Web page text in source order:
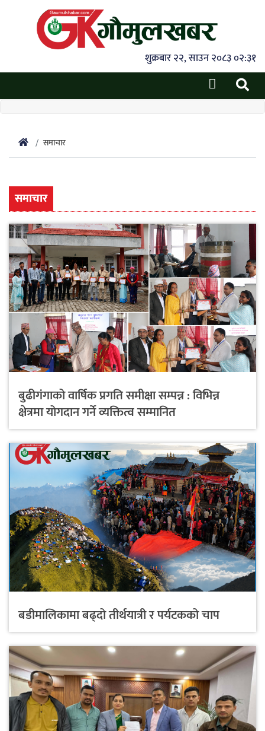
शुक्रबार २२, साउन २०८३ ०२:३१
समाचार
समाचार
बुढीगंगाको वार्षिक प्रगति समीक्षा सम्पन्न : विभिन्न
क्षेत्रमा योगदान गर्ने व्यक्तित्व सम्मानित
बडीमालिकामा बढ्दो तीर्थयात्री र पर्यटकको चाप